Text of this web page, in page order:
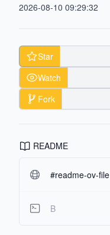
2026-08-10 09:29:32
Star
Watch
Fork
README
#readme-ov-file
B